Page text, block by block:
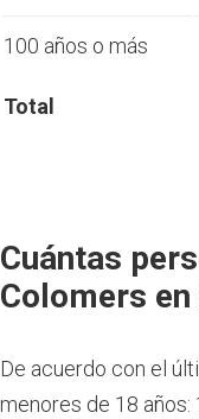
100 años o más
Total
Cuántas
Colomers en
De acuerdo con el
menores de 18 años: